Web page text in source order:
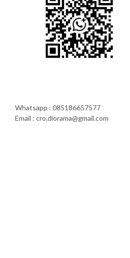
Whatsapp : 085186657577
Email : cro.diorama@gmail.com